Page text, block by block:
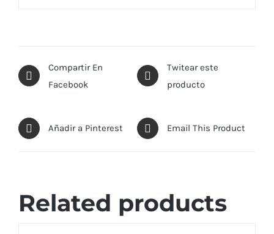
Compartir En
Facebook
Twitear este
producto
Añadir a Pinterest Email This Product
Related products